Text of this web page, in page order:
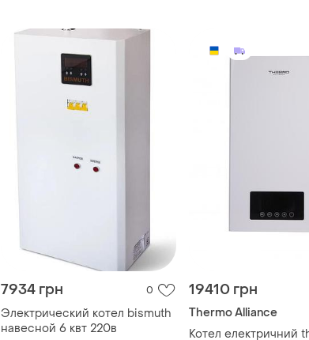
7934 грн 0
Электрический котел bismuth
навесной 6 квт 220в
19410 грн
Thermo Alliance
Котел електричний